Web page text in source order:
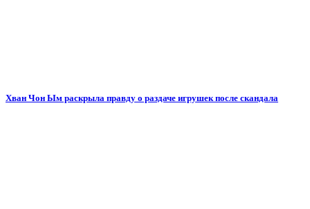
Хван Чон Ым раскрыла правду о раздаче игрушек после скандала